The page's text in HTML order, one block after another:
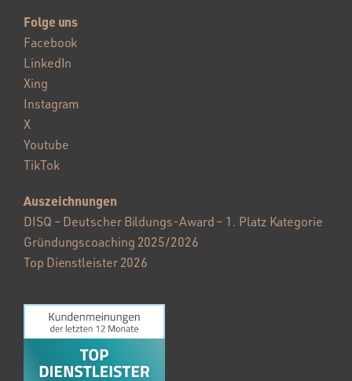
Folge uns
Facebook
LinkedIn
Xing
Instagram
X
Youtube
TikTok
Auszeichnungen
DISQ – Deutscher Bildungs-Award – 1. Platz Kategorie
Gründungscoaching 2025/2026
Top Dienstleister 2026